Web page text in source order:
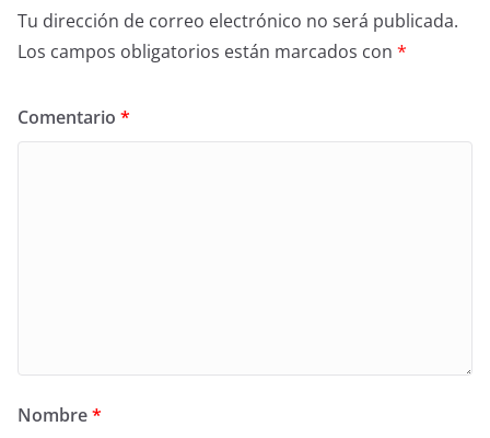
Tu dirección de correo electrónico no será publicada.
Los campos obligatorios están marcados con *
Comentario *
Nombre*